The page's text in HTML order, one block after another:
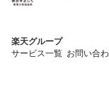
楽天グループ
サービス一覧 お問い合